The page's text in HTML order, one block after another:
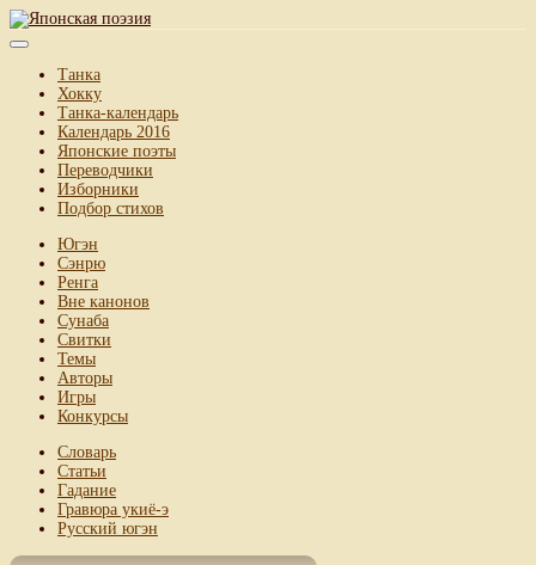
Танка
Хокку
Танка-календарь
Календарь 2016
Японские поэты
Переводчики
Изборники
Подбор стихов
Югэн
Сэнрю
Ренга
Вне канонов
Сунаба
Свитки
Темы
Авторы
Игры
Конкурсы
Словарь
Статьи
Гадание
Гравюра укиё-э
Русский югэн